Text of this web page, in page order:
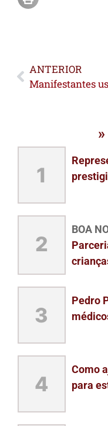
ANTERIOR
1
2
BOA
3
Pedro
4
Como
para